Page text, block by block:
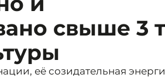
свыше 3
её созидательная